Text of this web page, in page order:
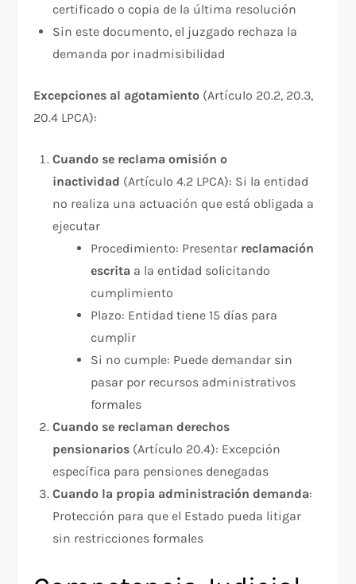
certificado o copia de la última resolución
Sin este documento, el juzgado rechaza la
demanda por inadmisibilidad
Excepciones al agotamiento (Artículo 20.2, 20.3,
20.4 LPCA):​
Cuando se reclama omisión o
inactividad (Artículo 4.2 LPCA): Si la entidad
no realiza una actuación que está obligada a
ejecutar
Procedimiento: Presentar reclamación
escrita a la entidad solicitando
cumplimiento
Plazo: Entidad tiene 15 días para
cumplir​
Si no cumple: Puede demandar sin
pasar por recursos administrativos
formales​
Cuando se reclaman derechos
pensionarios (Artículo 20.4): Excepción
específica para pensiones denegadas
Cuando la propia administración demanda:
Protección para que el Estado pueda litigar
sin restricciones formales